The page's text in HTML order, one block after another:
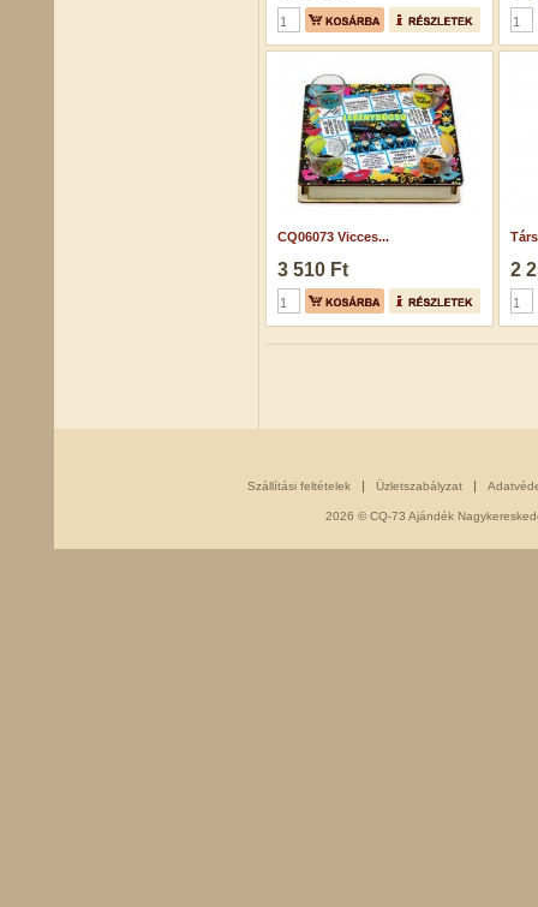
CQ06073 Vicces...
3 510 Ft 2
Szállítási feltételek Üzletszabályzat
2026 © CQ-73 Ajándék